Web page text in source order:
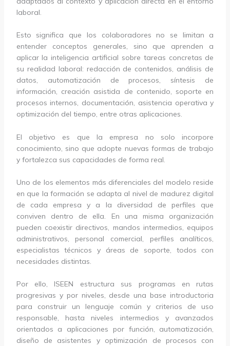
laboral.
Esto significa que los colaboradores no se limitan a
entender conceptos generales, sino que aprenden a
aplicar la inteligencia artificial sobre tareas concretas de
su realidad laboral: redacción de contenidos, análisis de
datos, automatización de procesos, síntesis de
información, creación asistida de contenido, soporte en
procesos internos, documentación, asistencia operativa y
optimización del tiempo, entre otras aplicaciones.
El objetivo es que la empresa no solo incorpore
conocimiento, sino que adopte nuevas formas de trabajo
y fortalezca sus capacidades de forma real.
Uno de los elementos más diferenciales del modelo reside
en que la formación se adapta al nivel de madurez digital
de cada empresa y a la diversidad de perfiles que
conviven dentro de ella. En una misma organización
pueden coexistir directivos, mandos intermedios, equipos
administrativos, personal comercial, perfiles analíticos,
especialistas técnicos y áreas de soporte, todos con
necesidades distintas.
Por ello, ISEEN estructura sus programas en rutas
progresivas y por niveles, desde una base introductoria
para construir un lenguaje común y criterios de uso
responsable, hasta niveles intermedios y avanzados
orientados a aplicaciones por función, automatización,
diseño de asistentes y optimización de procesos con